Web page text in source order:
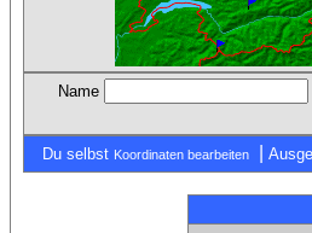
Name
Du selbst Koordinaten bearbeiten